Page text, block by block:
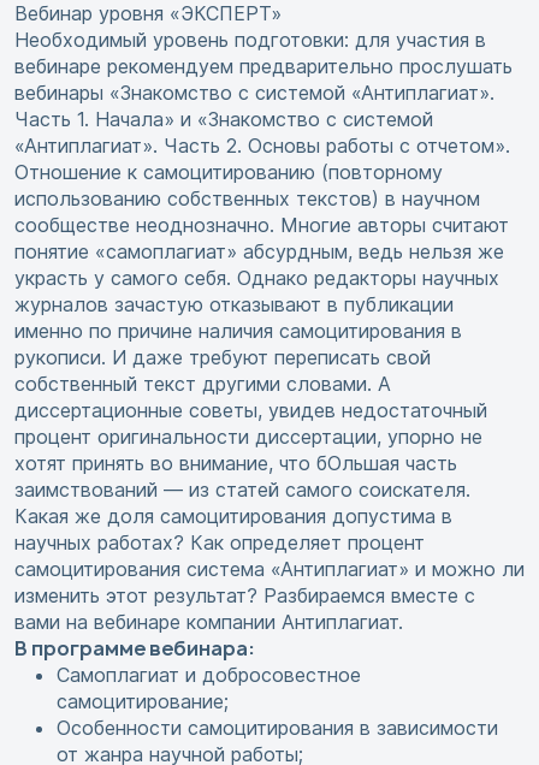
Вебинар уровня «ЭКСПЕРТ»
Необходимый уровень подготовки: для участия в
вебинаре рекомендуем предварительно прослушать
вебинары «Знакомство с системой «Антиплагиат».
Часть 1. Начала» и «Знакомство с системой
«Антиплагиат». Часть 2. Основы работы с отчетом».
Отношение к самоцитированию (повторному
использованию собственных текстов) в научном
сообществе неоднозначно. Многие авторы считают
понятие «самоплагиат» абсурдным, ведь нельзя же
украсть у самого себя. Однако редакторы научных
журналов зачастую отказывают в публикации
именно по причине наличия самоцитирования в
рукописи. И даже требуют переписать свой
собственный текст другими словами. А
диссертационные советы, увидев недостаточный
процент оригинальности диссертации, упорно не
хотят принять во внимание, что бОльшая часть
заимствований — из статей самого соискателя.
Какая же доля самоцитирования допустима в
научных работах? Как определяет процент
самоцитирования система «Антиплагиат» и можно ли
изменить этот результат? Разбираемся вместе с
вами на вебинаре компании Антиплагиат.
В программе вебинара:
Самоплагиат и добросовестное
самоцитирование;
Особенности самоцитирования в зависимости
от жанра научной работы;